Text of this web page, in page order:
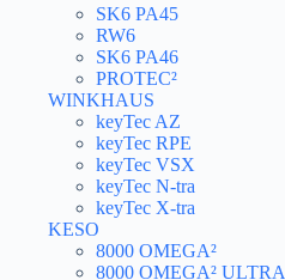
SK6 PA45
RW6
SK6 PA46
PROTEC²
WINKHAUS
keyTec AZ
keyTec RPE
keyTec VSX
keyTec N-tra
keyTec X-tra
KESO
8000 OMEGA²
8000 OMEGA² ULTRA